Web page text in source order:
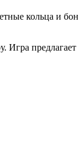
кольца и
Игра